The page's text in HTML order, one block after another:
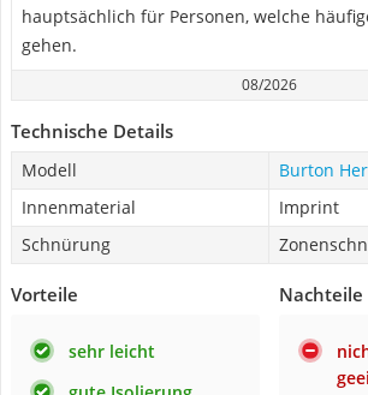
hauptsächlich für Personen, welche
gehen.
08/2026
Technische Details
Modell
Burton
Innenmaterial
Imprint
Schnürung
Vorteile
sehr leicht
Nachteile